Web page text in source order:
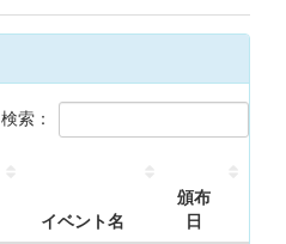
検索：
イベント名
頒布
日